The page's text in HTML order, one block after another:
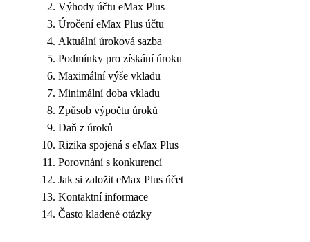
Výhody účtu eMax Plus
Úročení eMax Plus účtu
Aktuální úroková sazba
Podmínky pro získání úroku
Maximální výše vkladu
Minimální doba vkladu
Způsob výpočtu úroků
Daň z úroků
Rizika spojená s eMax Plus
Porovnání s konkurencí
Jak si založit eMax Plus účet
Kontaktní informace
Často kladené otázky